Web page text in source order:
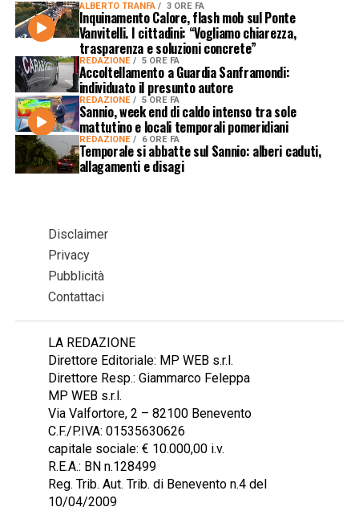
ALBERTO TRANFA 3 ORE FA
Inquinamento Calore, flash mob sul Ponte
Vanvitelli. I cittadini: “Vogliamo chiarezza,
trasparenza e soluzioni concrete”
REDAZIONE 5 ORE FA
Accoltellamento a Guardia Sanframondi:
individuato il presunto autore
REDAZIONE 5 ORE FA
Sannio, week end di caldo intenso tra sole
mattutino e locali temporali pomeridiani
REDAZIONE 6 ORE FA
Temporale si abbatte sul Sannio: alberi caduti,
allagamenti e disagi
Disclaimer
Privacy
Pubblicità
Contattaci
LA REDAZIONE
Direttore Editoriale: MP WEB s.r.l.
Direttore Resp.: Giammarco Feleppa
MP WEB s.r.l.
Via Valfortore, 2 – 82100 Benevento
C.F./P.IVA: 01535630626
capitale sociale: € 10.000,00 i.v.
R.E.A.: BN n.128499
Reg. Trib. Aut. Trib. di Benevento n.4 del
10/04/2009